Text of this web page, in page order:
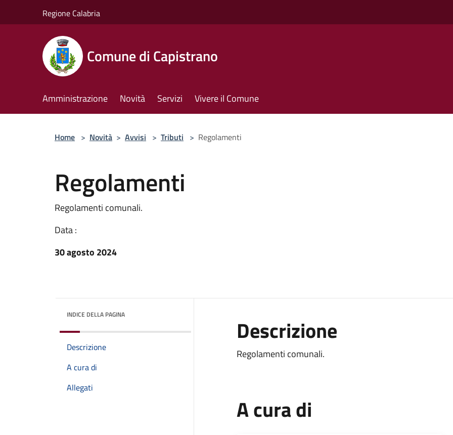
Regione Calabria
Comune di Capistrano
Amministrazione Novità Servizi Vivere il Comune
Home > Novità > Avvisi > Tributi > Regolamenti
Regolamenti
Regolamenti comunali.
Data :
30 agosto 2024
INDICE DELLA PAGINA
Descrizione
A cura di
Allegati
Descrizione
Regolamenti comunali.
A cura di